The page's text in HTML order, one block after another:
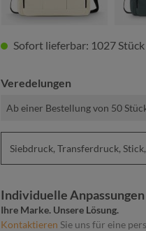
Sofort lieferbar: 1027 Stück
Veredelungen
Ab einer Bestellung von 50
Siebdruck, Transferdruck,
Individuelle Anpassungen
Ihre Marke. Unsere Lösung.
Kontaktieren Sie uns für eine